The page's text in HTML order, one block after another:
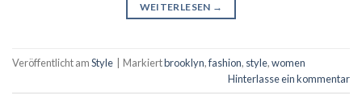
WEITERLESEN →
Veröffentlicht amStyle Markiertbrooklyn,fashion, style,women
Hinterlasse ein kommentar